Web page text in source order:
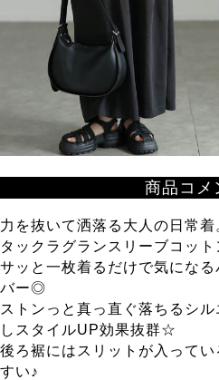
商品コメ
力を抜いて洒落る大人の日常着
タックラグランスリーブコット
サッと一枚着るだけで気にな
バー◎
ストンっと真っ直ぐ落ちるシ
しスタイルUP効果抜群☆
後ろ裾にはスリットが入って
すい♪